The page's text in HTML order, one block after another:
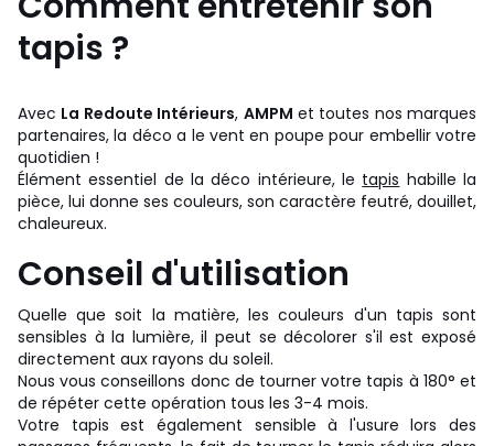
tapis ?
Avec La Redoute Intérieurs, AMPM et toutes nos marques
partenaires, la déco a le vent en poupe pour embellir votre
quotidien !
Élément essentiel de la déco intérieure, le tapis habille la
pièce, lui donne ses couleurs, son caractère feutré, douillet,
chaleureux.
Conseil d'utilisation
Quelle que soit la matière, les couleurs d'un tapis sont
sensibles à la lumière, il peut se décolorer s'il est exposé
directement aux rayons du soleil.
Nous vous conseillons donc de tourner votre tapis à 180° et
de répéter cette opération tous les 3-4 mois.
Votre tapis est également sensible à l'usure lors des